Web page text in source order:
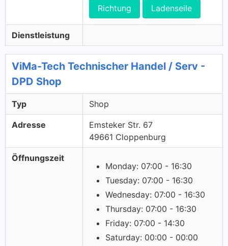
Richtung Ladenseile
Dienstleistung
ViMa-Tech Technischer Handel / Serv -
DPD Shop
Typ Shop
Adresse
Emsteker Str. 67
49661 Cloppenburg
Öffnungszeit
Monday: 07:00 - 16:30
Tuesday: 07:00 - 16:30
Wednesday: 07:00 - 16:30
Thursday: 07:00 - 16:30
Friday: 07:00 - 14:30
Saturday: 00:00 - 00:00